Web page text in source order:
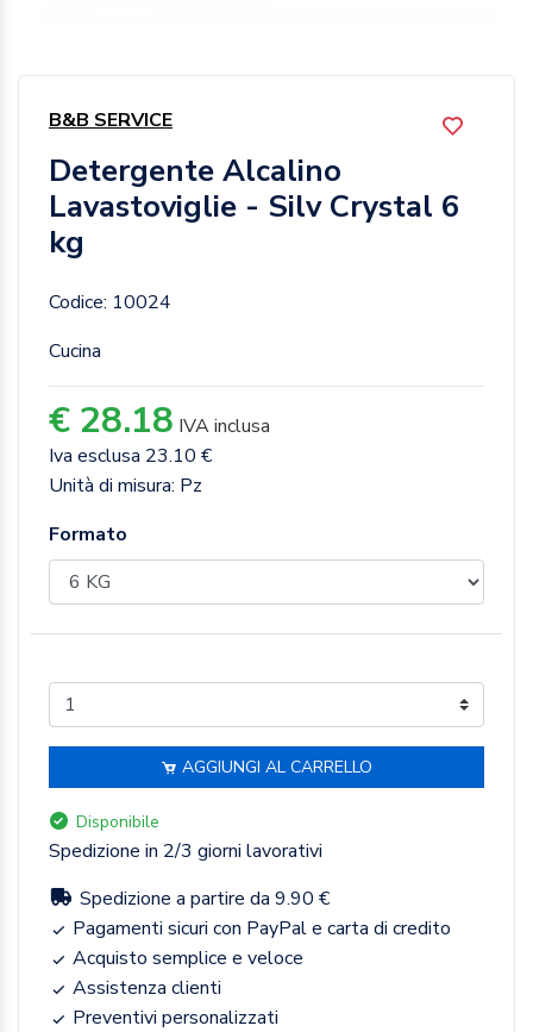
B&B SERVICE
Detergente Alcalino
Lavastoviglie - Silv Crystal 6
kg
Codice: 10024
Cucina
€ 28.18 IVA inclusa
Iva esclusa 23.10 €
Unità di misura: Pz
Formato
AGGIUNGI AL CARRELLO
Disponibile
Spedizione in 2/3 giorni lavorativi
Spedizione a partire da 9.90 €
Pagamenti sicuri con PayPal e carta di credito
Acquisto semplice e veloce
Assistenza clienti
Preventivi personalizzati